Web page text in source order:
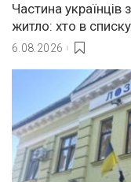
Частина
житло: хто в
6.08.2026